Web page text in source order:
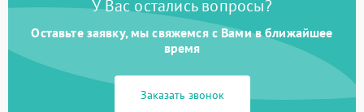
Неисправность системы
перенапряжения
1000 ₽ Подробнее →
Неисправность системы
защиты от замыкания
1000 ₽
У Вас остались вопросы?
Оставьте заявку, мы свяжемся с Вами в ближайшее
время
Заказать звонок